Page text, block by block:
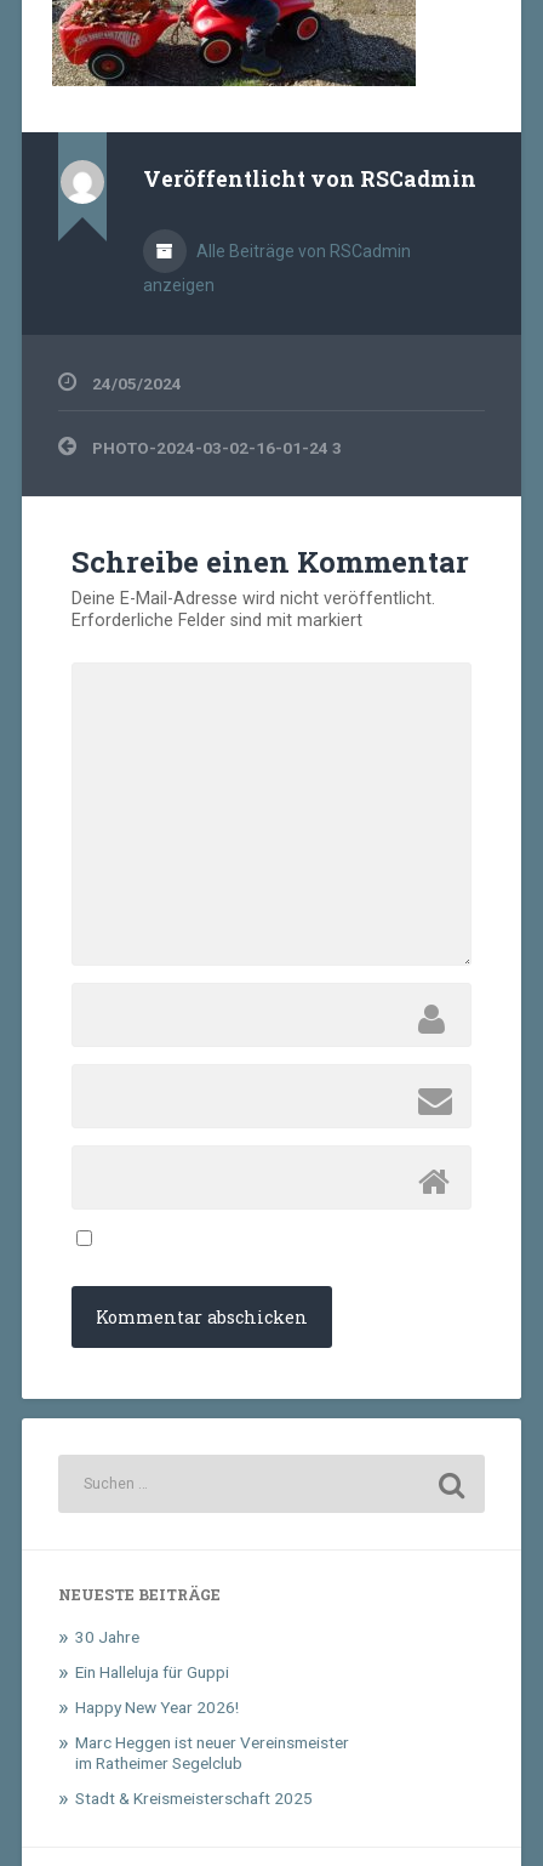
Veröffentlicht von RSCadmin
Alle Beiträge von RSCadmin
anzeigen
24/05/2024
Beitragsnavigation
PHOTO-2024-03-02-16-01-24 3
Schreibe einen Kommentar
Deine E-Mail-Adresse wird nicht veröffentlicht.
Erforderliche Felder sind mitmarkiert
NEUESTE BEITRÄGE
30 Jahre
Ein Halleluja für Guppi
Happy New Year 2026!
Marc Heggen ist neuer Vereinsmeister
im Ratheimer Segelclub
Stadt & Kreismeisterschaft 2025